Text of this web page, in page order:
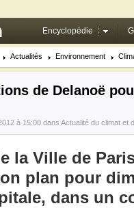
Encyclopédie
Actualités Environnement
de Delanoë
à 15:00 dans Actualité du climat et
la Ville de
plan pour
dans un